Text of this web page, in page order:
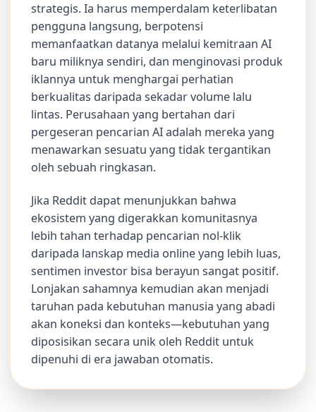
strategis. Ia harus memperdalam keterlibatan
pengguna langsung, berpotensi
memanfaatkan datanya melalui kemitraan AI
baru miliknya sendiri, dan menginovasi produk
iklannya untuk menghargai perhatian
berkualitas daripada sekadar volume lalu
lintas. Perusahaan yang bertahan dari
pergeseran pencarian AI adalah mereka yang
menawarkan sesuatu yang tidak tergantikan
oleh sebuah ringkasan.
Jika Reddit dapat menunjukkan bahwa
ekosistem yang digerakkan komunitasnya
lebih tahan terhadap pencarian nol-klik
daripada lanskap media online yang lebih luas,
sentimen investor bisa berayun sangat positif.
Lonjakan sahamnya kemudian akan menjadi
taruhan pada kebutuhan manusia yang abadi
akan koneksi dan konteks—kebutuhan yang
diposisikan secara unik oleh Reddit untuk
dipenuhi di era jawaban otomatis.